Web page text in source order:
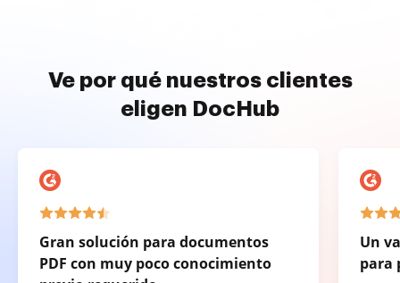
Ve por qué nuestros clientes
eligen DocHub
Gran solución para documentos
PDF con muy poco conocimiento
Un
para